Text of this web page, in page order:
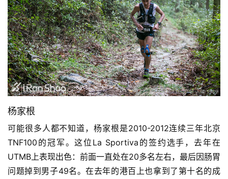
杨家根
可能很多人都不知道，杨家根是2010-2012连续三年北京
TNF100的冠军。这位La Sportiva的签约选手，去年在
UTMB上表现出色：前面一直处在20多名左右，最后因肠胃
问题掉到男子49名。在去年的港百上也拿到了第十名的成